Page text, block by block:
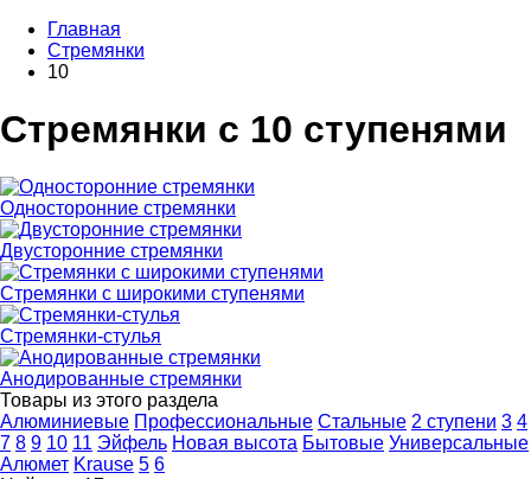
Главная
Стремянки
10
Стремянки с 10 ступенями
Односторонние стремянки
Двусторонние стремянки
Стремянки с широкими ступенями
Стремянки-стулья
Анодированные стремянки
Товары из этого раздела
Алюминиевые Профессиональные Стальные 2 ступени 3 4
7 8 9 10 11 Эйфель Новая высота Бытовые Универсальные
Алюмет Krause 5 6